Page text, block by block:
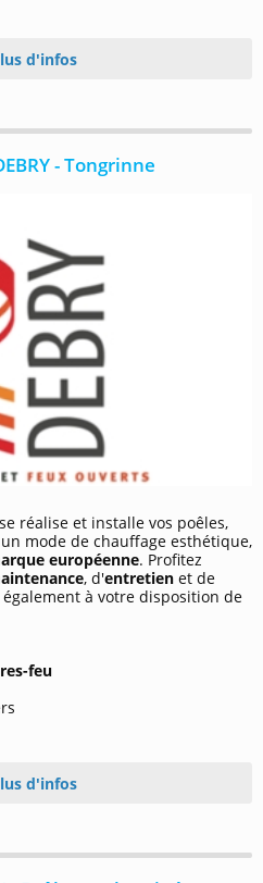
d'infos
- Tongrinne
réalise et installe vos poêles,
mode de chauffage esthétique,
européenne. Profitez
, d'entretien et de
à votre disposition de
feu
d'infos